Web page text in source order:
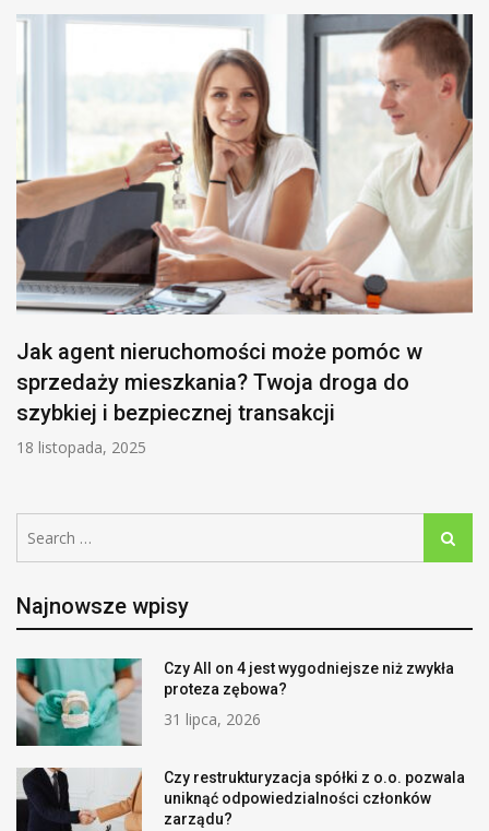
Jak agent nieruchomości może pomóc w
sprzedaży mieszkania? Twoja droga do
szybkiej i bezpiecznej transakcji
18 listopada, 2025
for:
Search
Najnowsze wpisy
Czy All on 4 jest wygodniejsze niż zwykła
proteza zębowa?
31 lipca, 2026
Czy restrukturyzacja spółki z o.o. pozwala
uniknąć odpowiedzialności członków
zarządu?